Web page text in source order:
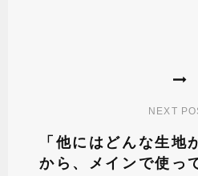
NEXT
「他にはどんな生地
から、メインで使っ